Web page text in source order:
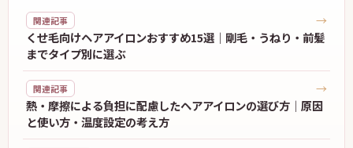
関連記事
くせ毛向けヘアアイロンおすすめ15選｜剛毛・うねり・前髪
までタイプ別に選ぶ
→
関連記事
熱・摩擦による負担に配慮したヘアアイロンの選び方｜原因
と使い方・温度設定の考え方
→